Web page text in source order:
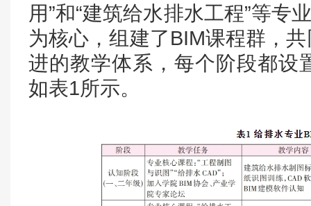
用”和“建筑给水排水工程”等专
为核心，组建了BIM课程群，
进的教学体系，每个阶段都设
如表1所示。